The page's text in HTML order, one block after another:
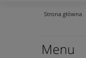
Strona główna
Menu